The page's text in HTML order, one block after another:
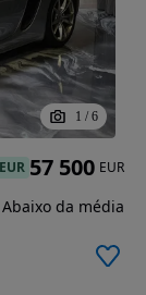
1 / 6
57 500 EUR
Abaixo da média